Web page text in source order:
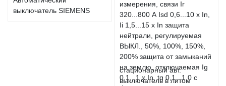
выключатель SIEMENS
стационарный авт.
выключатель в литом